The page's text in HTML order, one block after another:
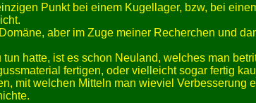
Punkt bei einem Kugellager, bzw, bei
aber im Zuge meiner Recherchen und
hatte, ist es schon Neuland, welches man
fertigen, oder vielleicht sogar fertig
mit welchen Mitteln man wieviel Verbesserung